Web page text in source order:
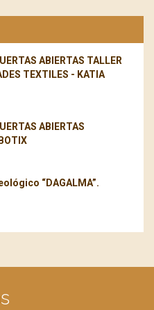
ABIERTAS TALLER
TEXTILES - KATIA
ABIERTAS
“DAGALMA”.